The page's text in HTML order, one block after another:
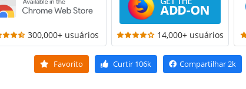
300,000+ usuários 14,000+ usuários
Favorito Curtir106k Compartilhar2k